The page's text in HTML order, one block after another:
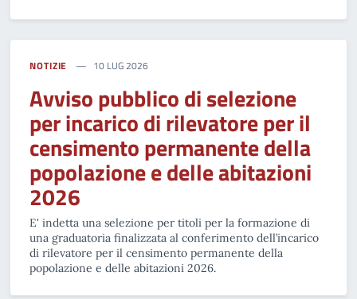
NOTIZIE 10 LUG 2026
Avviso pubblico di selezione
per incarico di rilevatore per il
censimento permanente della
popolazione e delle abitazioni
2026
E' indetta una selezione per titoli per la formazione di
una graduatoria finalizzata al conferimento dell’incarico
di rilevatore per il censimento permanente della
popolazione e delle abitazioni 2026.